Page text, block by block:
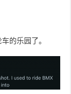
的乐园了。